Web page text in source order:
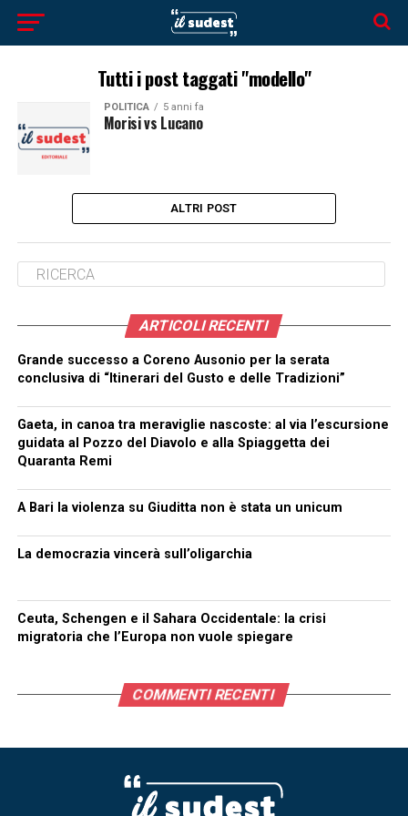
Tutti i post taggati "modello"
POLITICA 5 anni fa
Morisi vs Lucano
ALTRI POST
ARTICOLI RECENTI
Grande successo a Coreno Ausonio per la serata
conclusiva di “Itinerari del Gusto e delle Tradizioni”
Gaeta, in canoa tra meraviglie nascoste: al via l’escursione
guidata al Pozzo del Diavolo e alla Spiaggetta dei
Quaranta Remi
A Bari la violenza su Giuditta non è stata un unicum
La democrazia vincerà sull’oligarchia
Ceuta, Schengen e il Sahara Occidentale: la crisi
migratoria che l’Europa non vuole spiegare
COMMENTI RECENTI